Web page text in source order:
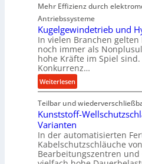
a
t
z
k
n
a
p
p
ü
b
e
r
V
o
r
u
:
F
o
r
c
h
u
n
g
s
f
o
m
p
a
k
t
e
U
l
t
r
a
s
c
h
Mehr Effizienz durch
Antriebssysteme
Kugelgewindetrieb und
In vielen Branchen gelten
noch immer als
hohe Kräfte im Spiel
Konkurrenz…
Weiterlesen:
K
u
g
e
l
g
e
Teilbar und
Kunststoff-
Varianten
In der automatisierten
Kabelschutzschläuche
Bearbeitungszentren und